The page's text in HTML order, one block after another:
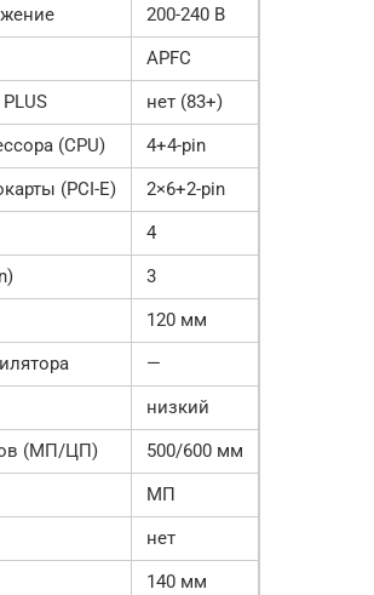
200-240 В
APFC
нет (83+)
(CPU)
4+4-pin
(PCI-E)
2×6+2-pin
4
3
120 мм
—
низкий
(МП/ЦП)
500/600 мм
МП
нет
140 мм